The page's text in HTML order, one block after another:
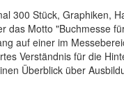
300 Stück, Graphiken,
Motto "Buchmesse
auf einer im
Verständnis für die
Überblick über